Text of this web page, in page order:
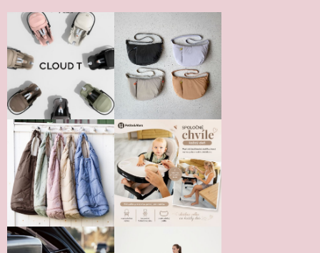
Vložením hodnotenie súhlasíte s
podmienkami ochrany
osobných údajov